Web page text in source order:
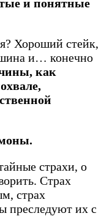
и понятные
Хороший стейк,
и… конечно
как
страхи, о
Страх
страх
преследуют их с